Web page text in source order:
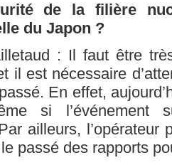
de la filière
du Japon ?
: Il faut être
il est nécessaire
En effet,
si l’événement
ailleurs, l’opérateur
passé des rapports